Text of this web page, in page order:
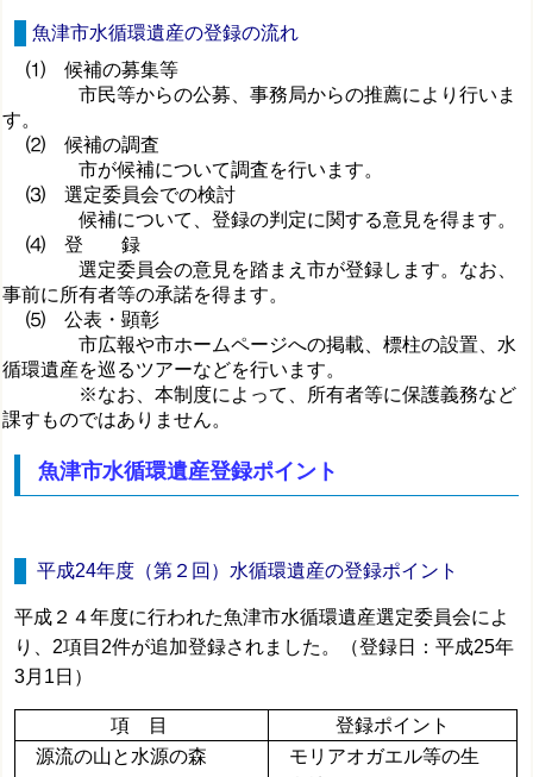
魚津市水循環遺産の登録の流れ
⑴ 候補の募集等
市民等からの公募、事務局からの推薦により行いま
す。
⑵ 候補の調査
市が候補について調査を行います。
⑶ 選定委員会での検討
候補について、登録の判定に関する意見を得ます。
⑷ 登 録
選定委員会の意見を踏まえ市が登録します。なお、
事前に所有者等の承諾を得ます。
⑸ 公表・顕彰
市広報や市ホームページへの掲載、標柱の設置、水
循環遺産を巡るツアーなどを行います。
※なお、本制度によって、所有者等に保護義務など
課すものではありません。
魚津市水循環遺産登録ポイント
平成24年度（第２回）水循環遺産の登録ポイント
平成２４年度に行われた魚津市水循環遺産選定委員会によ
り、2項目2件が追加登録されました。（登録日：平成25年
3月1日）
項 目
登録ポイント
源流の山と水源の森
モリアオガエル等の生